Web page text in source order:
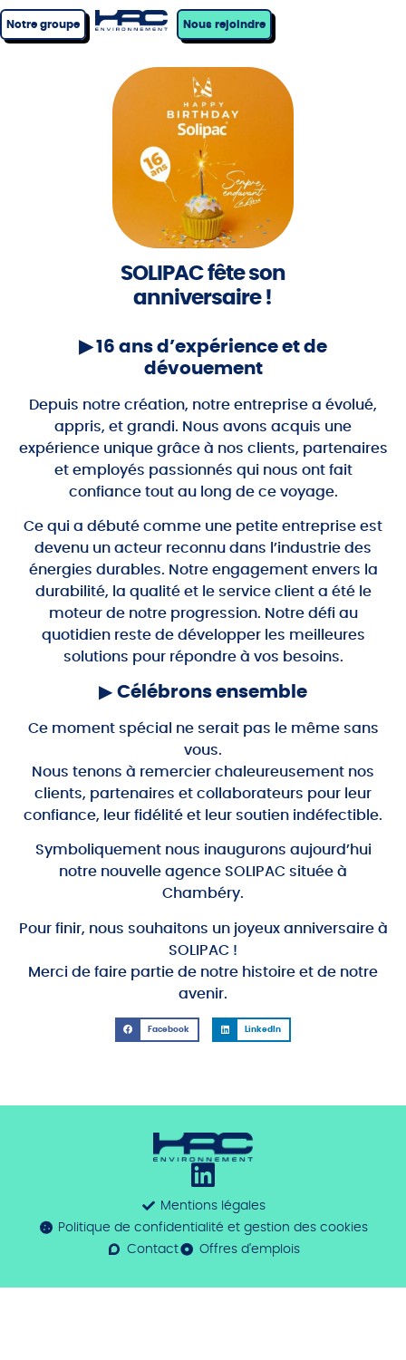
Notre groupe Nous rejoindre
SOLIPAC fête son
anniversaire !
▶ 16 ans d’expérience et de
dévouement
Depuis notre création, notre entreprise a évolué,
appris, et grandi. Nous avons acquis une
expérience unique grâce à nos clients, partenaires
et employés passionnés qui nous ont fait
confiance tout au long de ce voyage.
Ce qui a débuté comme une petite entreprise est
devenu un acteur reconnu dans l’industrie des
énergies durables. Notre engagement envers la
durabilité, la qualité et le service client a été le
moteur de notre progression. Notre défi au
quotidien reste de développer les meilleures
solutions pour répondre à vos besoins.
▶ Célébrons ensemble
Ce moment spécial ne serait pas le même sans
vous.
Nous tenons à remercier chaleureusement nos
clients, partenaires et collaborateurs pour leur
confiance, leur fidélité et leur soutien indéfectible.
Symboliquement nous inaugurons aujourd’hui
notre nouvelle agence SOLIPAC située à
Chambéry.
Pour finir, nous souhaitons un joyeux anniversaire à
SOLIPAC !
Merci de faire partie de notre histoire et de notre
avenir.
Facebook LinkedIn
Mentions légales
Politique de confidentialité et gestion des cookies
Contact
Offres d'emplois